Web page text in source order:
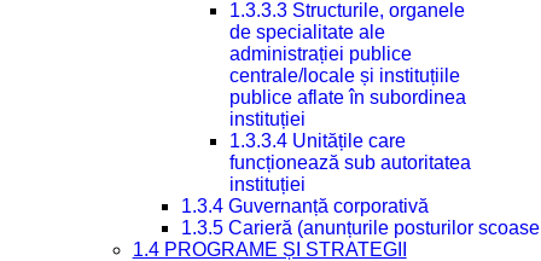
1.3.3.3 Structurile, organele
de specialitate ale
administrației publice
centrale/locale și instituțiile
publice aflate în subordinea
instituției
1.3.3.4 Unitățile care
funcționează sub autoritatea
instituției
1.3.4 Guvernanță corporativă
1.3.5 Carieră (anunțurile posturilor
1.4 PROGRAME ȘI STRATEGII